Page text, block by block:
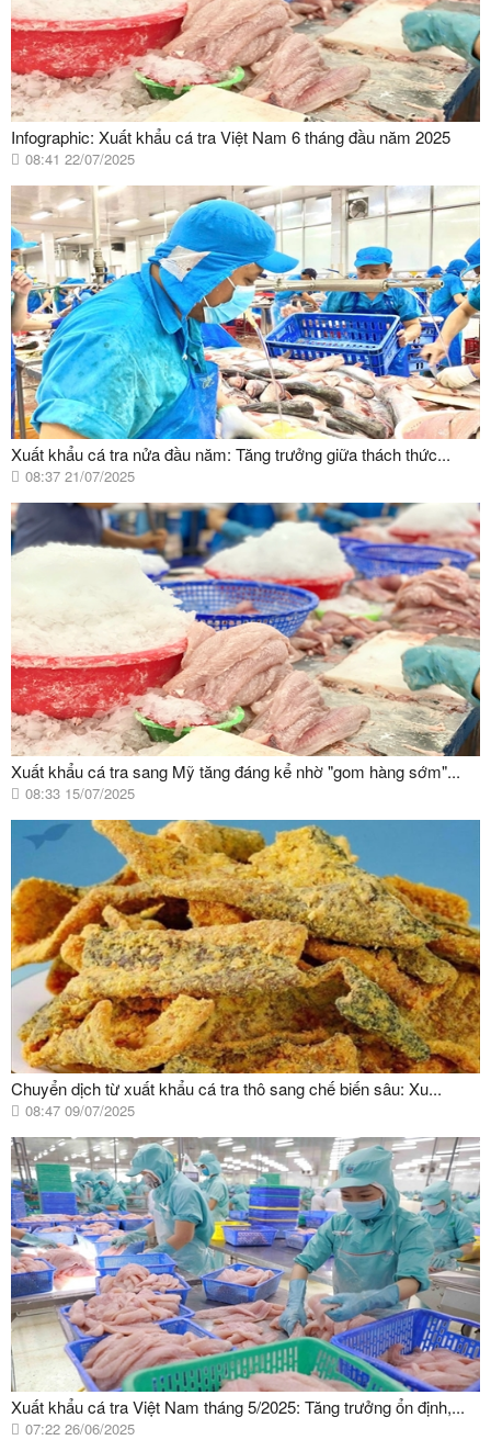
Infographic: Xuất khẩu cá tra Việt Nam 6 tháng đầu năm 2025
08:41 22/07/2025
Xuất khẩu cá tra nửa đầu năm: Tăng trưởng giữa thách thức...
08:37 21/07/2025
Xuất khẩu cá tra sang Mỹ tăng đáng kể nhờ "gom hàng sớm"...
08:33 15/07/2025
Chuyển dịch từ xuất khẩu cá tra thô sang chế biến sâu: Xu...
08:47 09/07/2025
Xuất khẩu cá tra Việt Nam tháng 5/2025: Tăng trưởng ổn định,...
07:22 26/06/2025